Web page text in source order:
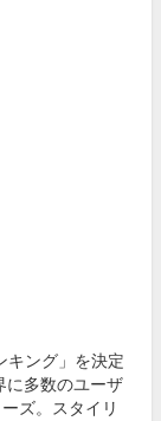
キング」を決定
に多数のユーザ
ズ。スタイリ